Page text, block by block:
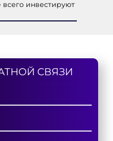
всего инвестируют
СВЯЗИ